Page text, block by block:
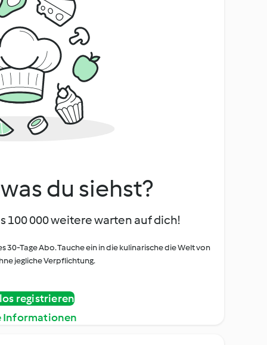
du siehst?
100 000 weitere warten auf dich!
Tage Abo. Tauche ein in die kulinarische die Welt von
jegliche Verpflichtung.
registrieren
Informationen